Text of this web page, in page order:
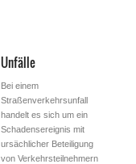
Unfälle
Bei einem
Straßenverkehrsunfall
handelt es sich um ein
Schadensereignis mit
ursächlicher Beteiligung
von Verkehrsteilnehmern